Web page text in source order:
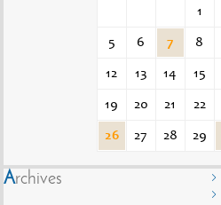
1
5 6 7 8
12 13 14 15
19 20 21 22
26 27 28 29
Archives